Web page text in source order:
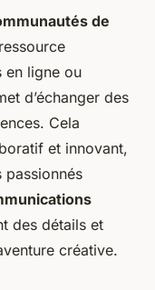
de
en ligne ou
d’échanger des
Cela
et innovant,
passionnés
des détails et
créative.